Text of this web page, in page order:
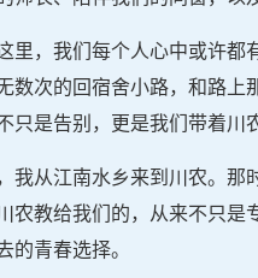
里，我们每个人心中或许都
数次的回宿舍小路，和路上
只是告别，更是我们带着川
我从江南水乡来到川农。那
农教给我们的，从来不只
的青春选择。